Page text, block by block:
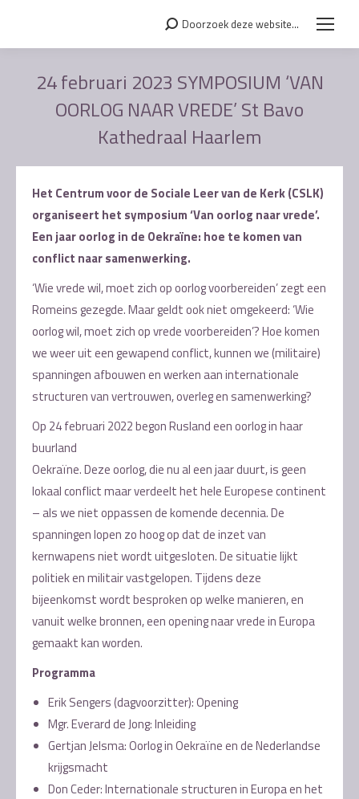
Search:Doorzoek deze website...
24 februari 2023 SYMPOSIUM ‘VAN
OORLOG NAAR VREDE’ St Bavo
Kathedraal Haarlem
Het Centrum voor de Sociale Leer van de Kerk (CSLK)
organiseert het symposium ‘Van oorlog naar vrede’.
Een jaar oorlog in de Oekraïne: hoe te komen van
conflict naar samenwerking.
‘Wie vrede wil, moet zich op oorlog voorbereiden’ zegt een
Romeins gezegde. Maar geldt ook niet omgekeerd: ‘Wie
oorlog wil, moet zich op vrede voorbereiden’? Hoe komen
we weer uit een gewapend conflict, kunnen we (militaire)
spanningen afbouwen en werken aan internationale
structuren van vertrouwen, overleg en samenwerking?
Op 24 februari 2022 begon Rusland een oorlog in haar
buurland
Oekraïne. Deze oorlog, die nu al een jaar duurt, is geen
lokaal conflict maar verdeelt het hele Europese continent
– als we niet oppassen de komende decennia. De
spanningen lopen zo hoog op dat de inzet van
kernwapens niet wordt uitgesloten. De situatie lijkt
politiek en militair vastgelopen. Tijdens deze
bijeenkomst wordt besproken op welke manieren, en
vanuit welke bronnen, een opening naar vrede in Europa
gemaakt kan worden.
Programma
Erik Sengers (dagvoorzitter): Opening
Mgr. Everard de Jong: Inleiding
Gertjan Jelsma: Oorlog in Oekraïne en de Nederlandse
krijgsmacht
Don Ceder: Internationale structuren in Europa en het